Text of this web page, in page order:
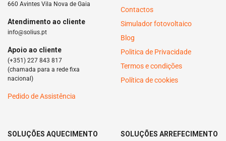
660 Avintes Vila Nova de Gaia
Atendimento ao cliente
info@solius.pt
Apoio ao cliente
(+351) 227 843 817
(chamada para a rede fixa
nacional)
Pedido de Assistência
Contactos
Simulador fotovoltaico
Blog
Politica de Privacidade
Termos e condições
Política de cookies
SOLUÇÕES AQUECIMENTO SOLUÇÕES ARREFECIMENTO